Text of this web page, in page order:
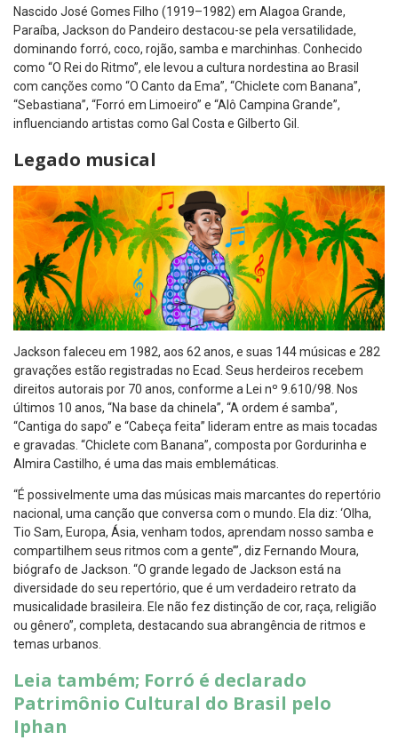
Nascido José Gomes Filho (1919–1982) em Alagoa Grande,
Paraíba, Jackson do Pandeiro destacou-se pela versatilidade,
dominando forró, coco, rojão, samba e marchinhas. Conhecido
como “O Rei do Ritmo”, ele levou a cultura nordestina ao Brasil
com canções como “O Canto da Ema”, “Chiclete com Banana”,
“Sebastiana”, “Forró em Limoeiro” e “Alô Campina Grande”,
influenciando artistas como Gal Costa e Gilberto Gil.
Legado musical
Jackson faleceu em 1982, aos 62 anos, e suas 144 músicas e 282
gravações estão registradas no Ecad. Seus herdeiros recebem
direitos autorais por 70 anos, conforme a Lei nº 9.610/98. Nos
últimos 10 anos, “Na base da chinela”, “A ordem é samba”,
“Cantiga do sapo” e “Cabeça feita” lideram entre as mais tocadas
e gravadas. “Chiclete com Banana”, composta por Gordurinha e
Almira Castilho, é uma das mais emblemáticas.
“É possivelmente uma das músicas mais marcantes do repertório
nacional, uma canção que conversa com o mundo. Ela diz: ‘Olha,
Tio Sam, Europa, Ásia, venham todos, aprendam nosso samba e
compartilhem seus ritmos com a gente’”, diz Fernando Moura,
biógrafo de Jackson. “O grande legado de Jackson está na
diversidade do seu repertório, que é um verdadeiro retrato da
musicalidade brasileira. Ele não fez distinção de cor, raça, religião
ou gênero”, completa, destacando sua abrangência de ritmos e
temas urbanos.
Leia também; Forró é declarado
Patrimônio Cultural do Brasil pelo
Iphan